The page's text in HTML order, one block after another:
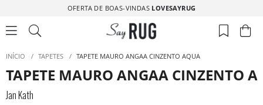
OFERTA DE BOAS-VINDAS LOVESAYRUG
INÍCIO / TAPETES / TAPETE MAURO ANGAA CINZENTO AQUA
TAPETE MAURO ANGAA CINZENTO
Jan Kath